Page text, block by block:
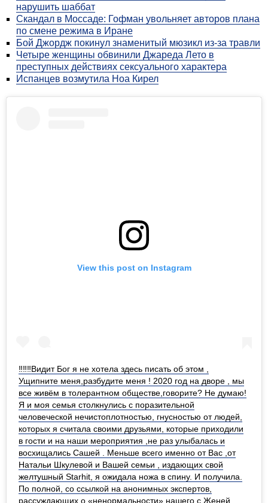
нарушить шаббат
Скандал в Моссаде: Гофман увольняет авторов плана
по смене режима в Иране
Бой Джордж покинул знаменитый мюзикл из-за травли
Четыре женщины обвинили Джареда Лето в
преступных действиях сексуального характера
Испанцев возмутила Ноа Кирел
View this post on Instagram
‼️‼️‼️Видит Бог я не хотела здесь писать об этом ,
Ущипните меня,разбудите меня ! 2020 год на дворе , мы
все живём в толерантном обществе,говорите? Не думаю!
Я и моя семья столкнулись с поразительной
человеческой нечистоплотностью, гнусностью от людей,
которых я считала своими друзьями, которые приходили
в гости и на наши мероприятия ,не раз улыбалась и
восхищались Сашей . Меньше всего именно от Вас ,от
Натальи Шкулевой и Вашей семьи , издающих свой
желтушный Starhit, я ожидала ножа в спину. И получила.
По полной, со ссылкой на анонимных экспертов,
рассуждающих о «ненормальности» нашего с Женей